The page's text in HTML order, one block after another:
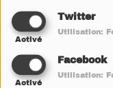
Twitter
Activé
Utilisation:
Facebook
Activé
Utilisation: